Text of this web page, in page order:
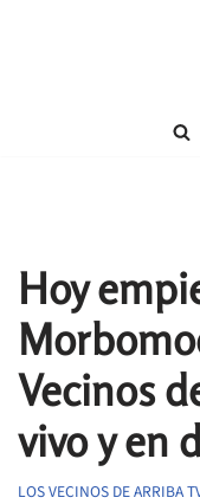
Hoy
Vecinos
vivo y en
LOS VECINOS DE ARRIBA